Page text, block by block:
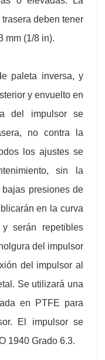
deben tener
mm (1/8 in).
paleta inversa, y
y envuelto en
del impulsor se
no contra la
los ajustes se
sin la
presiones de
en la curva
serán repetibles
del impulsor
del impulsor al
Se utilizará una
en PTFE para
El impulsor se
1940 Grado 6.3.